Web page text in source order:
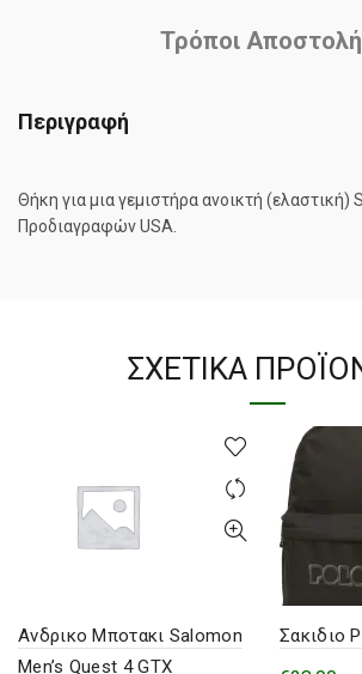
Τρόποι
Περιγραφή
Θήκη για μια γεμιστήρα ανοικτή (ελαστική)
Προδιαγραφών USA.
ΣΧΕΤΙΚΆ
Ανδρικο Μποτακι Salomon
Men’s Quest 4 GTX
Σακιδιο